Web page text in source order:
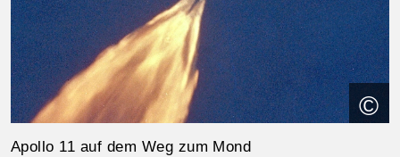
©
Apollo 11 auf dem Weg zum Mond